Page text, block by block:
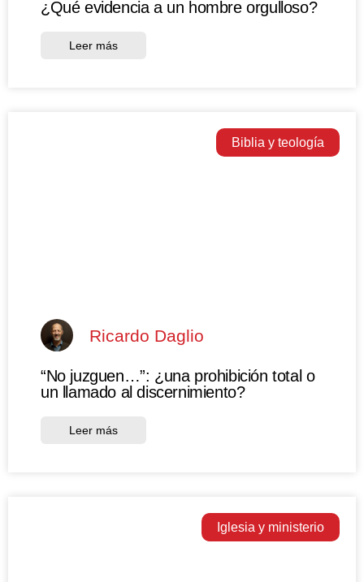
¿Qué evidencia a un hombre orgulloso?
Leer más
Biblia y teología
Ricardo Daglio
“No juzguen…”: ¿una prohibición total o
un llamado al discernimiento?
Leer más
Iglesia y ministerio